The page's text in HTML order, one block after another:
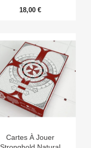
18,00 €
Cartes À Jouer